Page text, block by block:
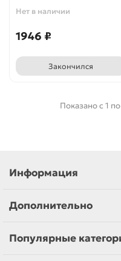
Нет в наличии
1946 ₽
Закончился
Показано с 1
Информация
Дополнительно
Популярные